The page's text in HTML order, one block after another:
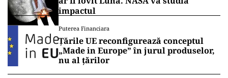
impactul
Puterea Financiara
Țările UE reconfigurează conceptul
„Made in Europe” în jurul produselor,
nu al țărilor